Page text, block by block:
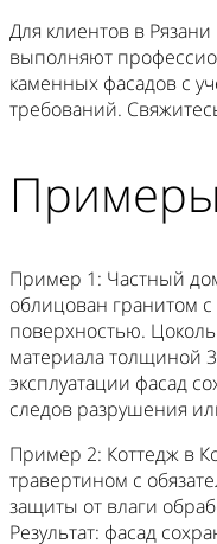
Для клиентов в
выполняют
каменных фасадов с
требований.
Пример 1: Частный
облицован гранитом
поверхностью.
материала толщиной
эксплуатации фасад
следов разрушения
Пример 2: Коттедж в
травертином с
защиты от влаги
Результат: фасад